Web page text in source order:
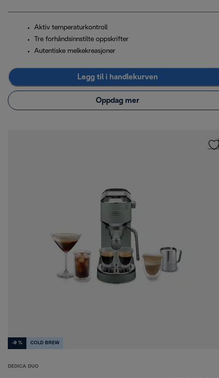
Aktiv temperaturkontroll
Tre forhåndsinnstilte oppskrifter
Autentiske melkekreasjoner
Legg til i handlekurven
Oppdag mer
-9 % COLD BREW
DEDICA DUO